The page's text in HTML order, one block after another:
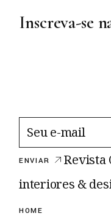
Inscreva-se
ENVIAR
Revista
interiores &
HOME